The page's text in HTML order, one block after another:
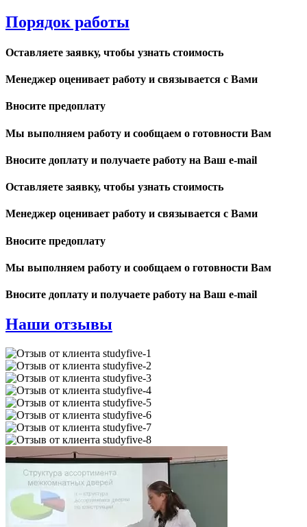
Порядок работы
Оставляете заявку, чтобы узнать стоимость
Менеджер оценивает работу и связывается с Вами
Вносите предоплату
Мы выполняем работу и сообщаем о готовности Вам
Вносите доплату и получаете работу на Ваш e-mail
Оставляете заявку, чтобы узнать стоимость
Менеджер оценивает работу и связывается с Вами
Вносите предоплату
Мы выполняем работу и сообщаем о готовности Вам
Вносите доплату и получаете работу на Ваш e-mail
Наши отзывы